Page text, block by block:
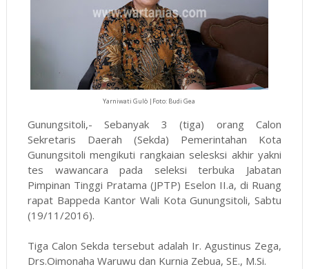
Yarniwati Gulò |Foto: Budi Gea
Gunungsitoli,- Sebanyak 3 (tiga) orang Calon
Sekretaris Daerah (Sekda) Pemerintahan Kota
Gunungsitoli mengikuti rangkaian selesksi akhir yakni
tes wawancara pada seleksi terbuka Jabatan
Pimpinan Tinggi Pratama (JPTP) Eselon II.a, di Ruang
rapat Bappeda Kantor Wali Kota Gunungsitoli, Sabtu
(19/11/2016).
Tiga Calon Sekda tersebut adalah Ir. Agustinus Zega,
Drs.Oimonaha Waruwu dan Kurnia Zebua, SE., M.Si.